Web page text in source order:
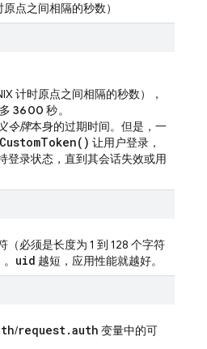
点之间相隔的秒数）
计时原点之间相隔的秒数），
3600 秒。
令牌本身的过期时间。但是，一
CustomToken( ) 让用户登录，
登录状态，直到其会话失效或用
（必须是长度为 1 到 128 个字符
uid 越短，应用性能就越好。
/request.auth 变量中的可